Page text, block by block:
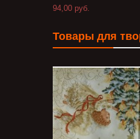
94,00 руб.
Товары для